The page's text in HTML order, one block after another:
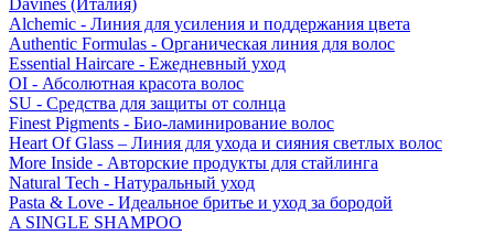
Davines (Италия)
Alchemic - Линия для усиления и поддержания цвета
Authentic Formulas - Органическая линия для волос
Essential Haircare - Eжедневный уход
OI - Абсолютная красота волос
SU - Средства для защиты от солнца
Finest Pigments - Био-ламинирование волос
Heart Of Glass – Линия для ухода и сияния светлых волос
More Inside - Авторские продукты для стайлинга
Natural Tech - Натуральный уход
Pasta & Love - Идеальное бритье и уход за бородой
A SINGLE SHAMPOO